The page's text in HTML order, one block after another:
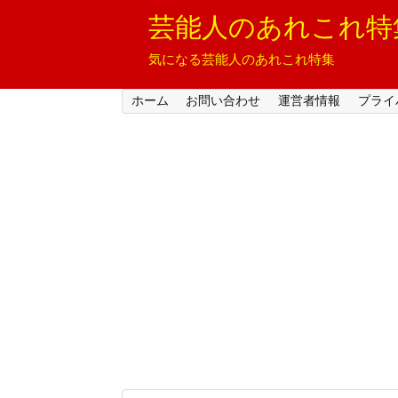
芸能人のあれこれ特
気になる芸能人のあれこれ特集
ホーム お問い合わせ 運営者情報 プラ